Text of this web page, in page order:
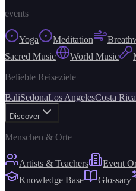
events
Yoga Meditation
Sacred Music
World Music
Beliebte Reiseziele
BaliSedonaLos AngelesCosta Rica
Discover
Menschen & Orte
Artists & Teachers Event
Knowledge Base
Glossary